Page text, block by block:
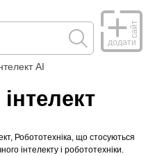
додати
сайт
AI
Робототехніка, що стосуються
інтелекту і робототехніки.